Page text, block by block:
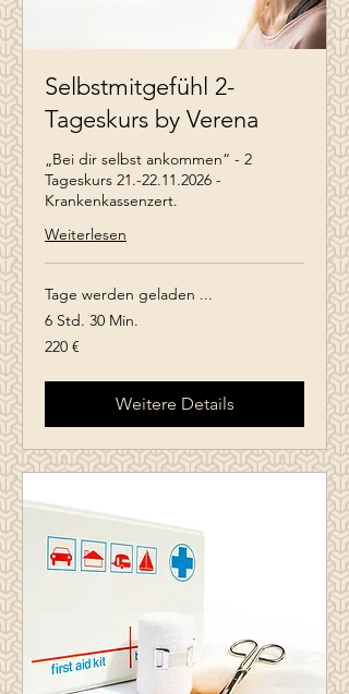
Selbstmitgefühl 2-
Tageskurs by Verena
„Bei dir selbst ankommen“ - 2
Tageskurs 21.-22.11.2026 -
Krankenkassenzert.
Weiterlesen
Tage werden geladen ...
6 Std. 30 Min.
220
Euro
220 €
Weitere Details